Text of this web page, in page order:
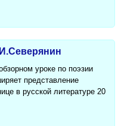
уроке по поэзии
представление
в русской литературе 20